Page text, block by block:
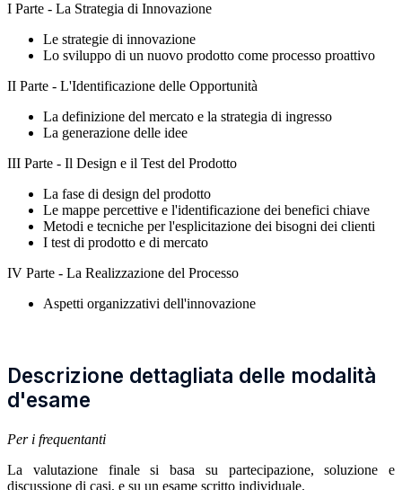
I Parte - La Strategia di Innovazione
Le strategie di innovazione
Lo sviluppo di un nuovo prodotto come processo proattivo
II Parte - L'Identificazione delle Opportunità
La definizione del mercato e la strategia di ingresso
La generazione delle idee
III Parte - Il Design e il Test del Prodotto
La fase di design del prodotto
Le mappe percettive e l'identificazione dei benefici chiave
Metodi e tecniche per l'esplicitazione dei bisogni dei clienti
I test di prodotto e di mercato
IV Parte - La Realizzazione del Processo
Aspetti organizzativi dell'innovazione
Descrizione dettagliata delle modalità
d'esame
Per i frequentanti
La valutazione finale si basa su partecipazione, soluzione e
discussione di casi, e su un esame scritto individuale.